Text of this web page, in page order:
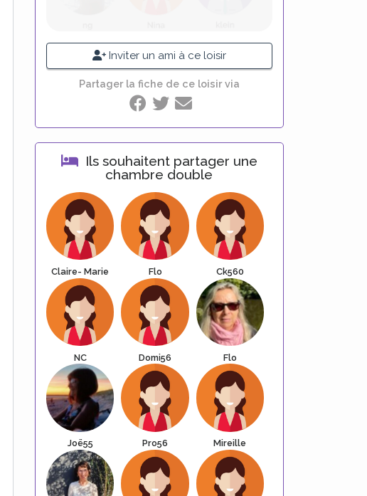
Inviter un ami à ce loisir
Partager la fiche de ce loisir via
Ils souhaitent partager une
chambre double
Claire- Marie Flo Ck560
NC Domi56 Flo
Joë55 Pro56 Mireille